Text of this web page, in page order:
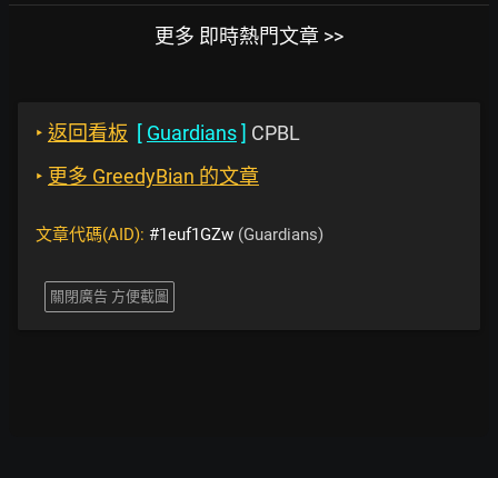
更多 即時熱門文章 >>
‣ 返回看板 [ Guardians] CPBL
‣ 更多 GreedyBian 的文章
文章代碼(AID): #1euf1GZw (Guardians)
關閉廣告 方便截圖